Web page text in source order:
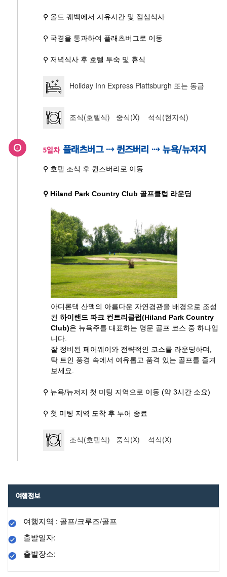
⚲ 올드 퀘벡에서 자유시간 및 점심식사
⚲ 국경을 통과하여 플래츠버그로 이동
⚲ 저녁식사 후 호텔 투숙 및 휴식
Holiday Inn Express Plattsburgh 또는 동급
조식(호텔식) 중식(X) 석식(현지식)
5일차 플래츠버그 ⇢ 퀸즈버리 ⇢ 뉴욕/뉴저지
⚲ 호텔 조식 후 퀸즈버리로 이동
⚲ Hiland Park Country Club 골프클럽 라운딩
아디론댁 산맥의 아름다운 자연경관을 배경으로 조성
된 하이랜드 파크 컨트리클럽(Hiland Park Country
Club)은 뉴욕주를 대표하는 명문 골프 코스 중 하나입
니다.
잘 정비된 페어웨이와 전략적인 코스를 라운딩하며,
탁 트인 풍경 속에서 여유롭고 품격 있는 골프를 즐겨
보세요.
⚲ 뉴욕/뉴저지 첫 미팅 지역으로 이동 (약 3시간 소요)
⚲ 첫 미팅 지역 도착 후 투어 종료
조식(호텔식) 중식(X) 석식(X)
여행정보
여행지역 : 골프/크루즈/골프
출발일자:
출발장소: